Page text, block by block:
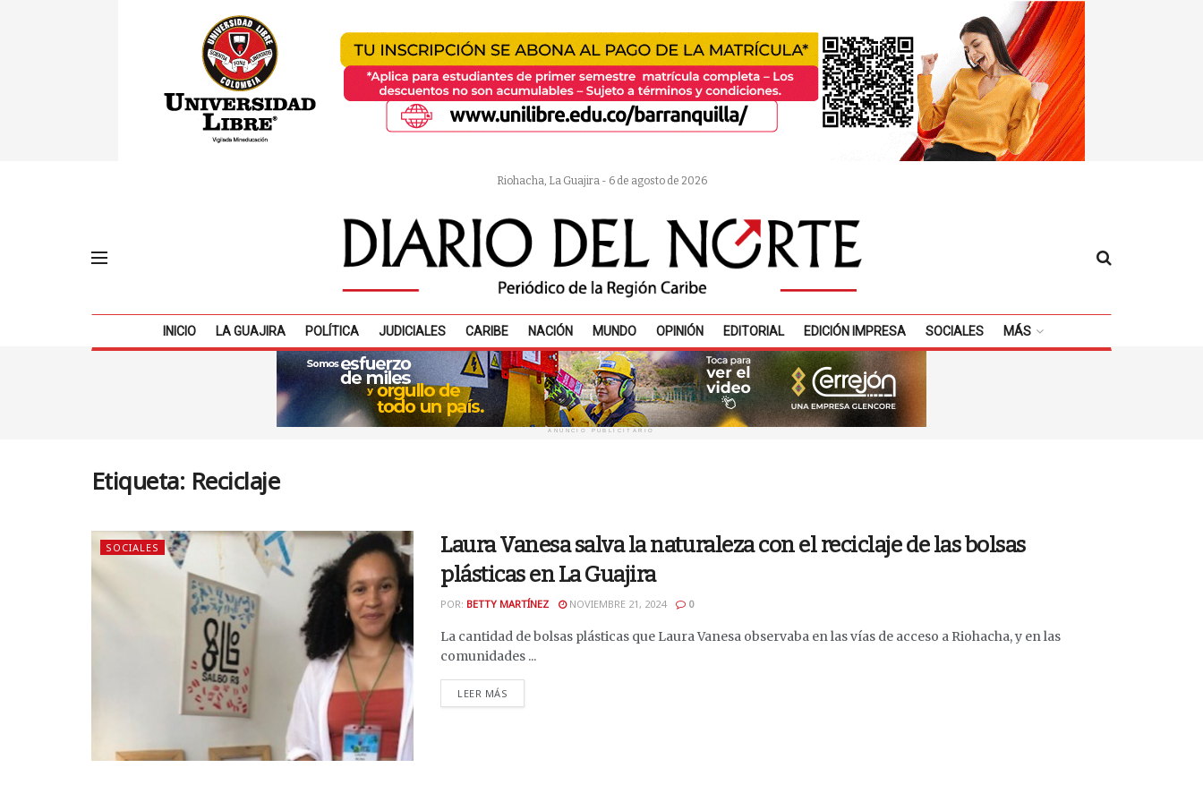
Riohacha, La Guajira - 6 de agosto de 2026
INICIO LA GUAJIRA POLÍTICA JUDICIALES CARIBE NACIÓN MUNDO OPINIÓN EDITORIAL EDICIÓN IMPRESA SOCIALES MÁS
ANUNCIO PUBLICITARIO
Etiqueta: Reciclaje
SOCIALES
Laura Vanesa salva la naturaleza con el reciclaje de las bolsas
plásticas en La Guajira
POR: BETTY MARTÍNEZ NOVIEMBRE 21, 2024 0
La cantidad de bolsas plásticas que Laura Vanesa observaba en las vías de acceso a Riohacha, y en las
comunidades ...
LEER MÁS